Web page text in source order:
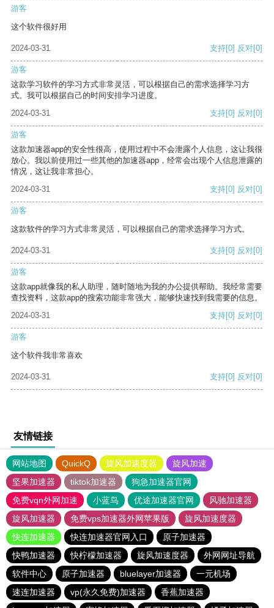
游客
这个软件很好用
2024-03-31 支持[0] 反对[0]
游客
这款学习软件的学习方式非常灵活，可以根据自己的需求选择学习方
式。我可以根据自己的时间安排学习进度。
2024-03-31
支持[0] 反对[0]
游客
这款加速器app的安全性很高，使用过程中不会泄露个人信息，这让我很
放心。我以前使用过一些其他的加速器app，经常会出现个人信息泄露的
情况，这让我非常担心。
2024-03-31
支持[0] 反对[0]
游客
这款软件的学习方式非常灵活，可以根据自己的需求选择学习方式。
2024-03-31 支持[0] 反对[0]
游客
这款app就像我的私人助理，随时随地为我的办公提供帮助。我经常需要
查找资料，这款app的搜索功能非常强大，能够快速找到我需要的信息。
2024-03-31
支持[0] 反对[0]
游客
这个软件我非常喜欢
2024-03-31 支持[0] 反对[0]
友情链接
网站地图 QuickQ 旋风加速度器
旋风加速
坚果加速器
tiktok加速器
狗急加速器官网
免费vqn外网加速
小蓝鸟 优途加速器官网
风驰加速器
旋风加速器
免费vps加速器外网苹果版
旋风加速度器
快连加速器
快连加速器官网入口
原子加速器
快鸭加速器
快柠檬加速器 旋风加速度器
外网网址导航
软件中心
原子加速器 bluelayer加速器
一元机场
速连加速器
vp(永久免费)加速器
香蕉加速器